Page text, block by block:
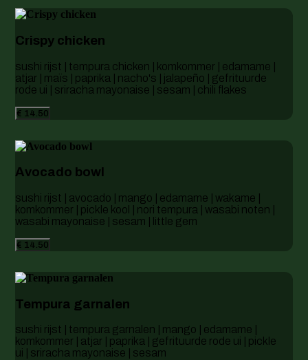
Crispy chicken
sushi rijst | tempura chicken | komkommer | edamame |
atjar | maïs | paprika | nacho's | jalapeño | gefrituurde
rode ui | sriracha mayonaise | sesam | chili flakes
€ 14.50
Avocado bowl
sushi rijst | avocado | mango | edamame | wakame |
komkommer | pickle kool | nori tempura | wasabi noten |
wasabi mayonaise | sesam | little gem
€ 14.50
Tempura garnalen
sushi rijst | tempura garnalen | mango | edamame |
komkommer | atjar | paprika | gefrituurde rode ui | pickle
ui | sriracha mayonaise | sesam